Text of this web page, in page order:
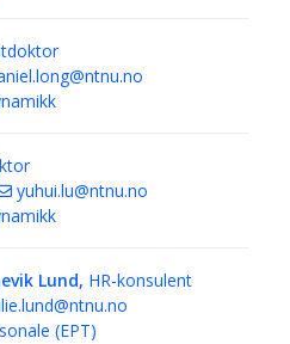
yuhui.lu@ntnu.no
Lund, HR-konsulent
(EPT)